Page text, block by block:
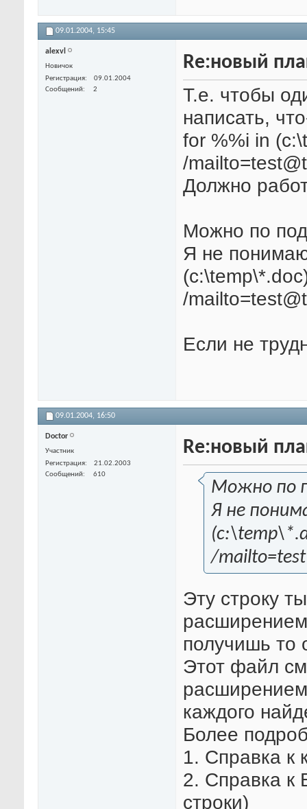
09.01.2004, 15:45
alexvl
Новичок
Регистрация
09.01.2004
Сообщений
2
Re:новый
Т.е. чтобы
написать,
for %%i in
/
Должно
Можно по
Я не
/
Если не
09.01.2004, 16:50
Doctor
Участник
Регистрация
21.02.2003
Сообщений
610
Re:новый
Можно по
Я не
/
Эту строку
получишь то
Этот файл
каждого
Более
1. Справка к
2. Справка к
строки)